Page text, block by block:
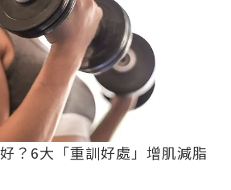
？6大「重訓好處」增肌減脂